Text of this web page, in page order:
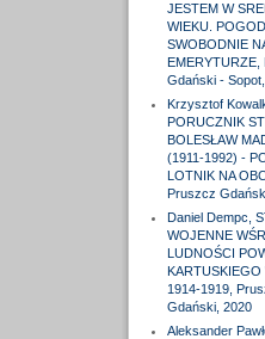
JESTEM W
WIEKU.
SWOBODNIE
EMERYTURZE,
Gdański -
Krzysztof
PORUCZNIK
BOLESŁAW
(1911-1992) -
LOTNIK NA
Pruszcz
Daniel Dempc,
WOJENNE
LUDNOŚCI
KARTUSKIEGO
1914-1919,
Gdański, 2020
Aleksander